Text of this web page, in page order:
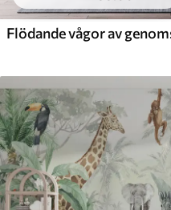
725.00435.00Kr/m²